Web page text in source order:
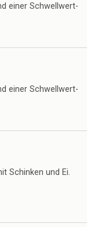
einer Schwellwert-
einer Schwellwert-
Schinken und Ei.